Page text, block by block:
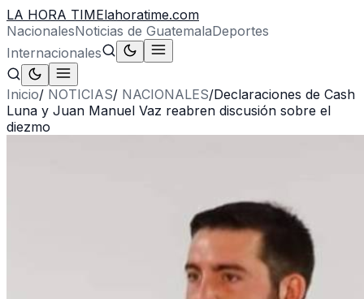
LA HORA TIMElahoratime.com
NacionalesNoticias de GuatemalaDeportes
Internacionales
Inicio/ NOTICIAS/ NACIONALES/Declaraciones de Cash
Luna y Juan Manuel Vaz reabren discusión sobre el
diezmo